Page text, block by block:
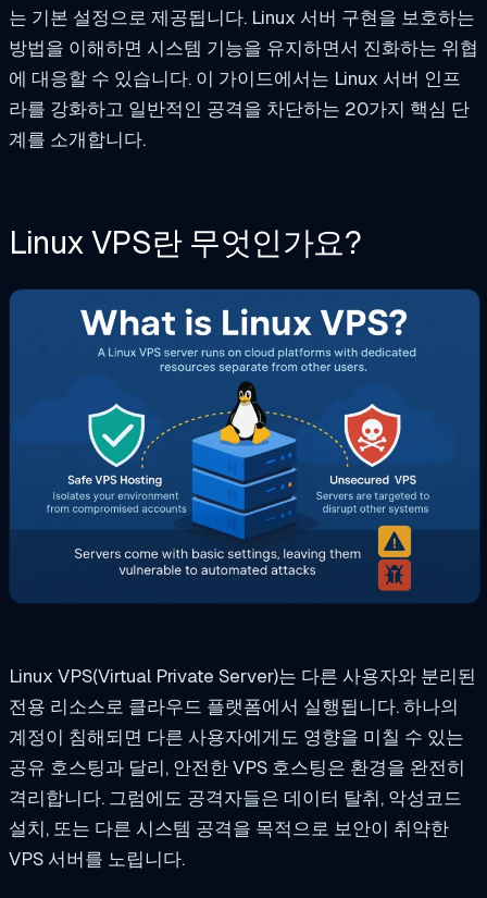
는 기본 설정으로 제공됩니다. Linux 서버 구현을 보호하는
방법을 이해하면 시스템 기능을 유지하면서 진화하는 위협
에 대응할 수 있습니다. 이 가이드에서는 Linux 서버 인프
라를 강화하고 일반적인 공격을 차단하는 20가지 핵심 단
계를 소개합니다.
Linux VPS란 무엇인가요?
Linux VPS(Virtual Private Server)는 다른 사용자와 분리된
전용 리소스로 클라우드 플랫폼에서 실행됩니다. 하나의
계정이 침해되면 다른 사용자에게도 영향을 미칠 수 있는
공유 호스팅과 달리, 안전한 VPS 호스팅은 환경을 완전히
격리합니다. 그럼에도 공격자들은 데이터 탈취, 악성코드
설치, 또는 다른 시스템 공격을 목적으로 보안이 취약한
VPS 서버를 노립니다.